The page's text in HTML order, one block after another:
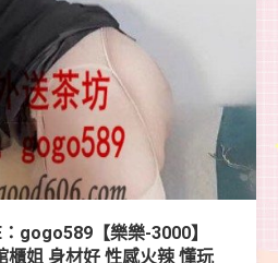
gogo589【樂樂-3000】
櫃姐 身材好 性感火辣 懂玩